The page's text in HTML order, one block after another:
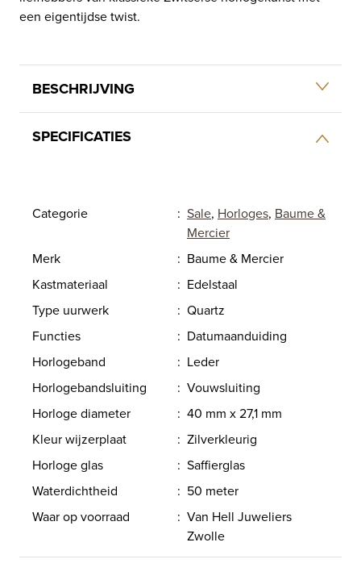
een eigentijdse twist.
BESCHRIJVING
SPECIFICATIES
Categorie : Sale, Horloges, Baume &
Mercier
Merk
: Baume & Mercier
Kastmateriaal
: Edelstaal
Type uurwerk
: Quartz
Functies
: Datumaanduiding
Horlogeband
: Leder
Horlogebandsluiting
: Vouwsluiting
Horloge diameter
: 40 mm x 27,1 mm
Kleur wijzerplaat
: Zilverkleurig
Horloge glas
: Saffierglas
Waterdichtheid
: 50 meter
Waar op voorraad
: Van Hell Juweliers
Zwolle